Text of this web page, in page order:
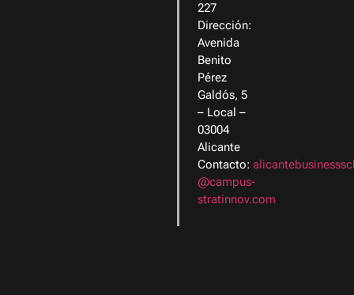
227
Dirección:
Avenida
Benito
Pérez
Galdós, 5
– Local –
03004
Alicante
Contacto:
@campus-
stratinnov.com